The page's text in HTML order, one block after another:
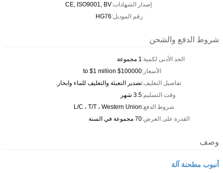
إصدار الشهادات:CE, ISO9001, BV
رقم الموديل:HG76
شروط الدفع والشحن
الحد الأدنى لكمية:1 مجموعة
الأسعار:$100000 to $1 million
تفاصيل التغليف:تصدير التعبئة والتغليف للماء وابحار.
وقت التسليم:3.5 شهر
شروط الدفع:L/C ، T/T ، Western Union
القدرة على العرض:70 مجموعة في السنة
وصف
أنبوب مطحنة آلة